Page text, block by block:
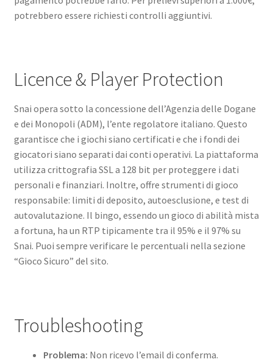
potrebbero essere richiesti controlli aggiuntivi.
Licence & Player Protection
Snai opera sotto la concessione dell’Agenzia delle Dogane
e dei Monopoli (ADM), l’ente regolatore italiano. Questo
garantisce che i giochi siano certificati e che i fondi dei
giocatori siano separati dai conti operativi. La piattaforma
utilizza crittografia SSL a 128 bit per proteggere i dati
personali e finanziari. Inoltre, offre strumenti di gioco
responsabile: limiti di deposito, autoesclusione, e test di
autovalutazione. Il bingo, essendo un gioco di abilità mista
a fortuna, ha un RTP tipicamente tra il 95% e il 97% su
Snai. Puoi sempre verificare le percentuali nella sezione
“Gioco Sicuro” del sito.
Troubleshooting
Problema: Non ricevo l’email di conferma.